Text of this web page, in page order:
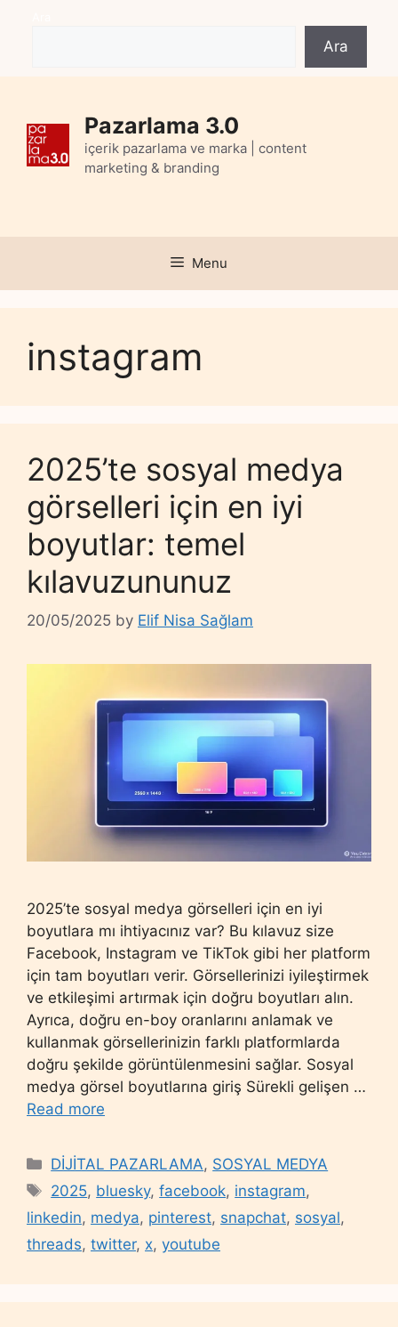
Ara
Pazarlama 3.0
içerik pazarlama ve marka | content
marketing & branding
Menu
instagram
2025’te sosyal medya
görselleri için en iyi
boyutlar: temel
kılavuzununuz
20/05/2025 by Elif Nisa Sağlam
2025’te sosyal medya görselleri için en iyi
boyutlara mı ihtiyacınız var? Bu kılavuz size
Facebook, Instagram ve TikTok gibi her platform
için tam boyutları verir. Görsellerinizi iyileştirmek
ve etkileşimi artırmak için doğru boyutları alın.
Ayrıca, doğru en-boy oranlarını anlamak ve
kullanmak görsellerinizin farklı platformlarda
doğru şekilde görüntülenmesini sağlar. Sosyal
medya görsel boyutlarına giriş Sürekli gelişen …
Read more
Categories
DİJİTAL PAZARLAMA, SOSYAL MEDYA
Tags
2025, bluesky,facebook, instagram,
linkedin, medya, pinterest, snapchat, sosyal,
threads, twitter, x, youtube